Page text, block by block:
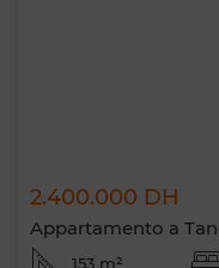
2.400.000 DH
Appartamento a
153 m²